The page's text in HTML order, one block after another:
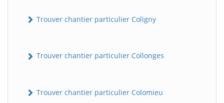
Trouver chantier particulier Coligny
Trouver chantier particulier Collonges
Trouver chantier particulier Colomieu